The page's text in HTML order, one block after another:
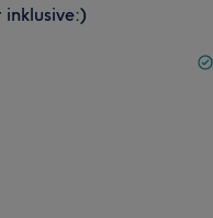
inklusive:)